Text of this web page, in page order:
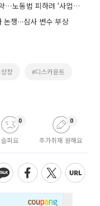
4대 보험료 안 내려 ‘가짜 3.3’ 계약…노동법 피하려 ‘사업장 쪼개기’
쟁∙∙∙심사 변수 부상
장 #디스카운트
슬퍼요
0
추가취재 원해요
0